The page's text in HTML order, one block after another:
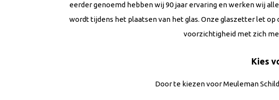
eerder genoemd hebben wij 90 jaar ervaring en werken wij
wordt tijdens het plaatsen van het glas. Onze glaszetter let
voorzichtigheid met zich
Kies
Door te kiezen voor Meuleman